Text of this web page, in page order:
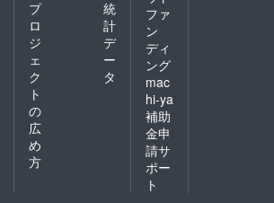
プ
ロ
ジ
ェ
ク
ト
の
広
め
方
統
計
デ
ー
タ
ファ
ン
ディ
ング
mac
hi-ya
補助
金申
請サ
ポー
ト